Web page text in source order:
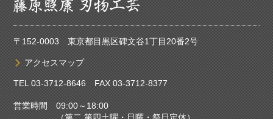
〒152-0003 東京都目黒区碑文谷1丁目20番2号
アクセスマップ
TEL03-3712-8646FAX 03-3712-8377
営業時間 09:00～18:00